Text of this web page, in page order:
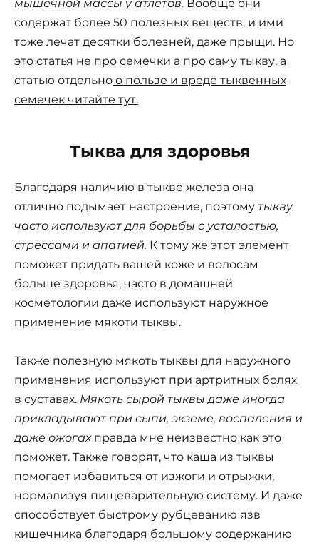
мышечной массы у атлетов. Вообще они
содержат более 50 полезных веществ, и ими
тоже лечат десятки болезней, даже прыщи. Но
это статья не про семечки а про саму тыкву, а
статью отдельно о пользе и вреде тыквенных
семечек читайте тут.
Тыква для здоровья
Благодаря наличию в тыкве железа она
отлично подымает настроение, поэтому тыкву
часто используют для борьбы с усталостью,
стрессами и апатией. К тому же этот элемент
поможет придать вашей коже и волосам
больше здоровья, часто в домашней
косметологии даже используют наружное
применение мякоти тыквы.
Также полезную мякоть тыквы для наружного
применения используют при артритных болях
в суставах. Мякоть сырой тыквы даже иногда
прикладывают при сыпи, экземе, воспаления и
даже ожогахправда мне неизвестно как это
поможет. Также говорят, что каша из тыквы
помогает избавиться от изжоги и отрыжки,
нормализуя пищеварительную систему. И даже
способствует быстрому рубцеванию язв
кишечника благодаря большому содержанию